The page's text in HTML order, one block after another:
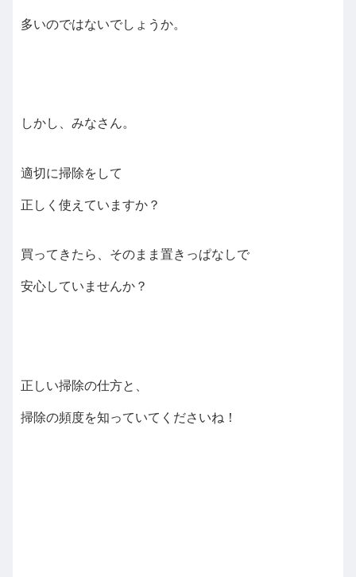
多いのではないでしょうか。
しかし、みなさん。
適切に掃除をして
正しく使えていますか？
買ってきたら、そのまま置きっぱなしで
安心していませんか？
正しい掃除の仕方と、
掃除の頻度を知っていてくださいね！